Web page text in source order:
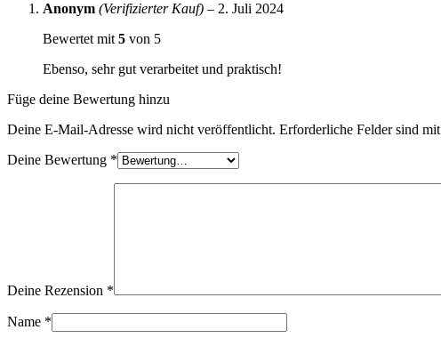
Anonym (Verifizierter Kauf) – 2. Juli 2024
Bewertet mit 5 von 5
Ebenso, sehr gut verarbeitet und praktisch!
Füge deine Bewertung hinzu
Deine E-Mail-Adresse wird nicht veröffentlicht. Erforderliche Felder sind mit
Deine Bewertung *
Deine Rezension *
Name *